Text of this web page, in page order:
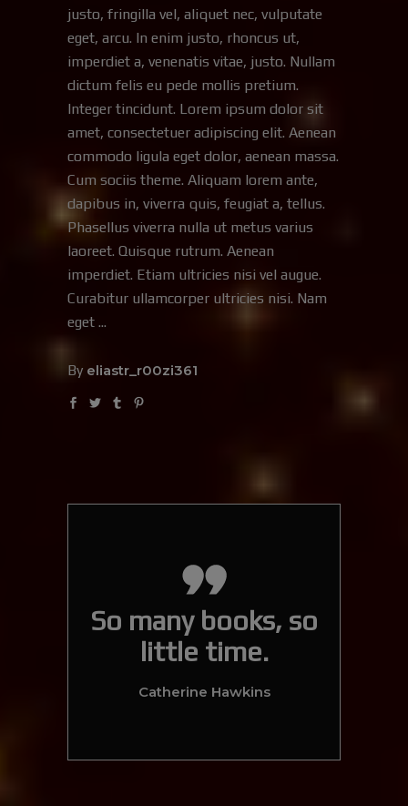
justo, fringilla vel, aliquet nec, vulputate
eget, arcu. In enim justo, rhoncus ut,
imperdiet a, venenatis vitae, justo. Nullam
dictum felis eu pede mollis pretium.
Integer tincidunt. Lorem ipsum dolor sit
amet, consectetuer adipiscing elit. Aenean
commodo ligula eget dolor, aenean massa.
Cum sociis theme. Aliquam lorem ante,
dapibus in, viverra quis, feugiat a, tellus.
Phasellus viverra nulla ut metus varius
laoreet. Quisque rutrum. Aenean
imperdiet. Etiam ultricies nisi vel augue.
Curabitur ullamcorper ultricies nisi. Nam
eget
By eliastr_r00zi361
So many books, so
little time.
Catherine Hawkins